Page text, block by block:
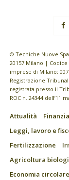
© Tecniche Nuove
20157 Milano |
imprese di Milano:
Registrazione
registrata presso il
ROC n. 24344 dell’11
Attualità
Leggi, lavoro e
Fertilizzazione
Agricoltura
Economia circolare